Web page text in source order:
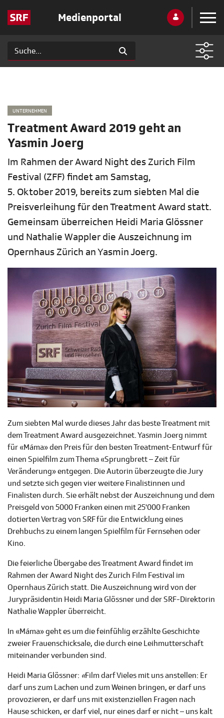
Medienportal
UNTERNEHMEN
Treatment Award 2019 geht an
Yasmin Joerg
Im Rahmen der Award Night des Zurich Film
Festival (ZFF) findet am Samstag,
5. Oktober 2019, bereits zum siebten Mal die
Preisverleihung für den Treatment Award statt.
Gemeinsam überreichen Heidi Maria Glössner
und Nathalie Wappler die Auszeichnung im
Opernhaus Zürich an Yasmin Joerg.
Zum siebten Mal wurde dieses Jahr das beste Treatment mit
dem Treatment Award ausgezeichnet. Yasmin Joerg nimmt
für «Máma» den Preis für den besten Treatment-Entwurf für
einen Spielfilm zum Thema «Sprungbrett – Zeit für
Veränderung» entgegen. Die Autorin überzeugte die Jury
und setzte sich gegen vier weitere Finalistinnen und
Finalisten durch. Sie erhält nebst der Auszeichnung und dem
Preisgeld von 5000 Franken einen mit 25'000 Franken
dotierten Vertrag von SRF für die Entwicklung eines
Drehbuchs zu einem langen Spielfilm für Fernsehen oder
Kino.
Die feierliche Übergabe des Treatment Award findet im
Rahmen der Award Night des Zurich Film Festival im
Opernhaus Zürich statt. Die Auszeichnung wird von der
Jurypräsidentin Heidi Maria Glössner und der SRF-Direktorin
Nathalie Wappler überreicht.
In «Máma» geht es um die feinfühlig erzählte Geschichte
zweier Frauenschicksale, die durch eine Leihmutterschaft
miteinander verbunden sind.
Heidi Maria Glössner: «Film darf Vieles mit uns anstellen: Er
darf uns zum Lachen und zum Weinen bringen, er darf uns
provozieren, er darf uns mit existenziellen Fragen nach
Hause schicken, er darf viel, nur eines darf er nicht – uns kalt